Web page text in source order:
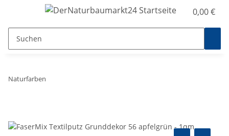
0,00 €
Naturfarben